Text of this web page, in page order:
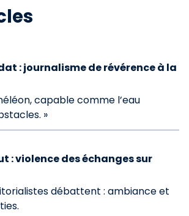
Boutique
: journalisme de révérence à la
capable comme l’eau
»
: violence des échanges sur
débattent : ambiance et